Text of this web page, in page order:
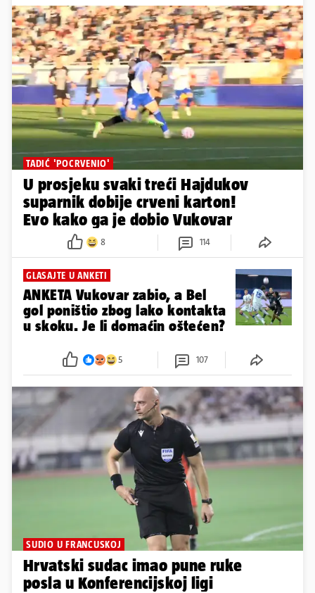
TADIĆ 'POCRVENIO'
U prosjeku svaki treći Hajdukov
suparnik dobije crveni karton!
Evo kako ga je dobio Vukovar
8 114
GLASAJTE U ANKETI
ANKETA Vukovar zabio, a Bel
gol poništio zbog lako kontakta
u skoku. Je li domaćin oštećen?
5 107
SUDIO U FRANCUSKOJ
Hrvatski sudac imao pune ruke
posla u Konferencijskoj ligi